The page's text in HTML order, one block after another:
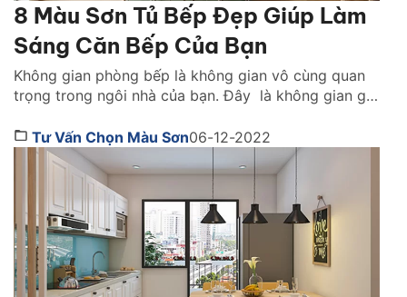
8 Màu Sơn Tủ Bếp Đẹp Giúp Làm
Sáng Căn Bếp Của Bạn
Không gian phòng bếp là không gian vô cùng quan
trọng trong ngôi nhà của bạn. Đây là không gian giữ
không gian bếp sao cho đẹp, thẩm mỹ nhất, nhiều
gia chủ lựa chọn tủ bếp giúp trang trí đồng thời tối
Tư Vấn Chọn Màu Sơn06-12-2022